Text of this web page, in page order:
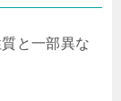
と一部異な